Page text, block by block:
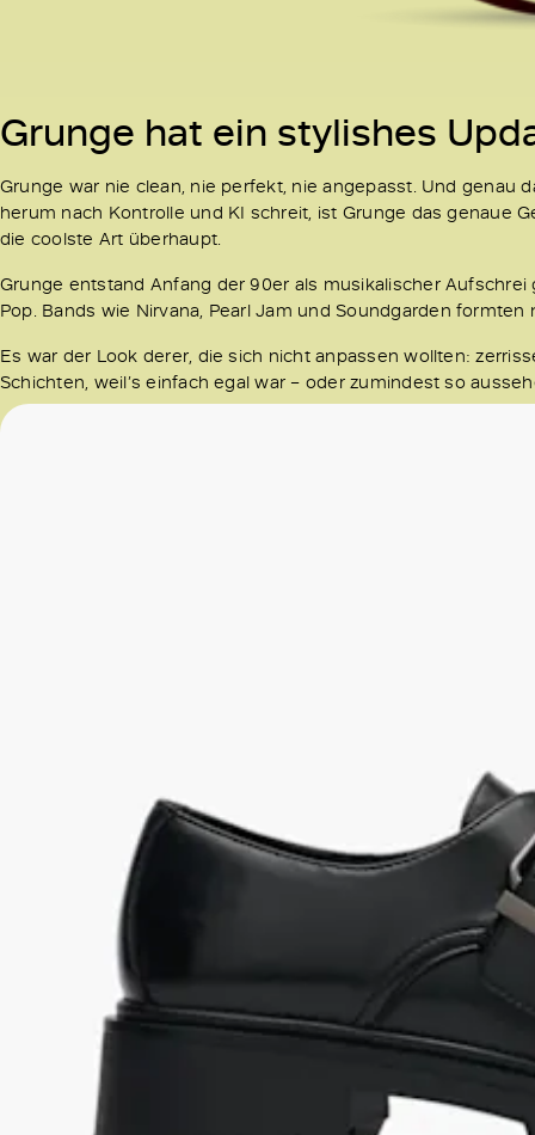
Grunge hat ein stylishes
Grunge war nie clean, nie perfekt, nie angepasst. Und
herum nach Kontrolle und KI schreit, ist Grunge das genaue
die coolste Art überhaupt.
Grunge entstand Anfang der 90er als musikalischer
Pop. Bands wie Nirvana, Pearl Jam und Soundgarden
Es war der Look derer, die sich nicht anpassen wollten:
Schichten, weil’s einfach egal war – oder zumindest so